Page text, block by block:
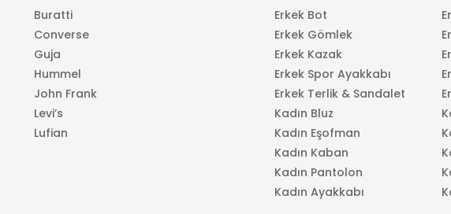
Buratti
Converse
Guja
Hummel
John Frank
Levi’s
Lufian
Erkek Bot
Erkek Gömlek
Erkek Kazak
Erkek Spor Ayakkabı
Erkek Terlik & Sandalet
Kadın Bluz
Kadın Eşofman
Kadın Kaban
Kadın Pantolon
Kadın Ayakkabı